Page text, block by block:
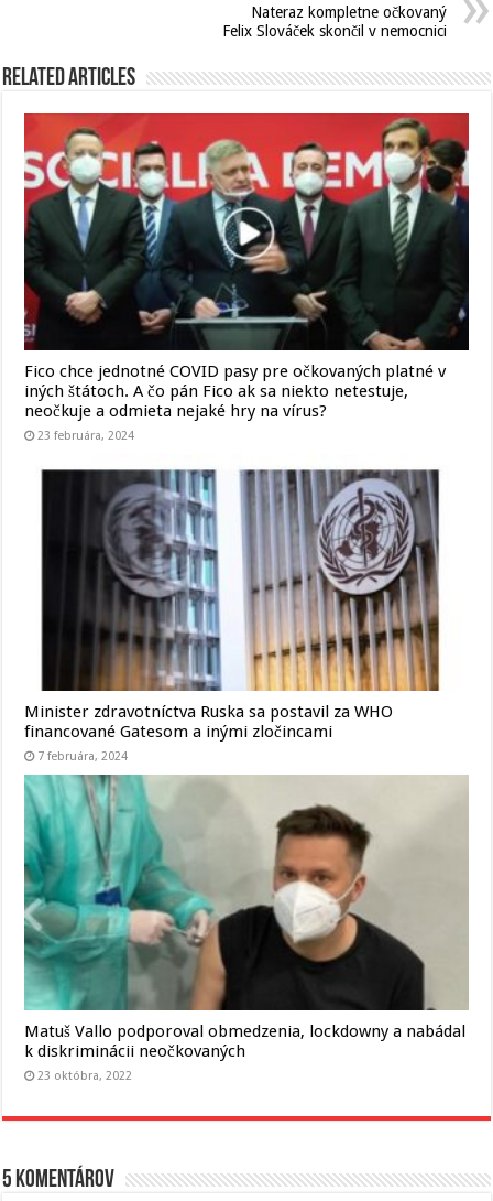
Nateraz kompletne očkovaný
Felix Slováček skončil v nemocnici
Related Articles
Fico chce jednotné COVID pasy pre očkovaných platné v
iných štátoch. A čo pán Fico ak sa niekto netestuje,
neočkuje a odmieta nejaké hry na vírus?
23 februára, 2024
Minister zdravotníctva Ruska sa postavil za WHO
financované Gatesom a inými zločincami
7 februára, 2024
Matuš Vallo podporoval obmedzenia, lockdowny a nabádal
k diskriminácii neočkovaných
23 októbra, 2022
5 komentárov